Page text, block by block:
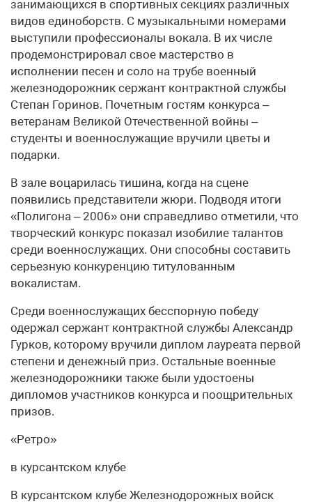
занимающихся в спортивных секциях различных
видов единоборств. С музыкальными номерами
выступили профессионалы вокала. В их числе
продемонстрировал свое мастерство в
исполнении песен и соло на трубе военный
железнодорожник сержант контрактной службы
Степан Горинов. Почетным гостям конкурса –
ветеранам Великой Отечественной войны –
студенты и военнослужащие вручили цветы и
подарки.
В зале воцарилась тишина, когда на сцене
появились представители жюри. Подводя итоги
«Полигона – 2006» они справедливо отметили, что
творческий конкурс показал изобилие талантов
среди военнослужащих. Они способны составить
серьезную конкуренцию титулованным
вокалистам.
Среди военнослужащих бесспорную победу
одержал сержант контрактной службы Александр
Гурков, которому вручили диплом лауреата первой
степени и денежный приз. Остальные военные
железнодорожники также были удостоены
дипломов участников конкурса и поощрительных
призов.
«Ретро»
в курсантском клубе
В курсантском клубе Железнодорожных войск